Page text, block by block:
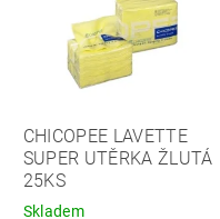
CHICOPEE LAVETTE
SUPER UTĚRKA ŽLUTÁ
25KS
Skladem